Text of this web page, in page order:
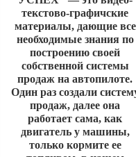
текстово-графичские
материалы, дающие все
необходимые знания по
построению своей
собственной системы
продаж на автопилоте.
Один раз создали
продаж, далее она
работает сама, как
двигатель у машины,
только кормите ее